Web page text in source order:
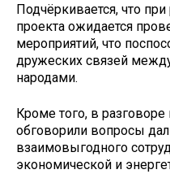
Подчёркивается, что
проекта ожидается
мероприятий, что
дружеских связей
народами.
Кроме того, в разговоре
обговорили вопросы
взаимовыгодного
экономической и